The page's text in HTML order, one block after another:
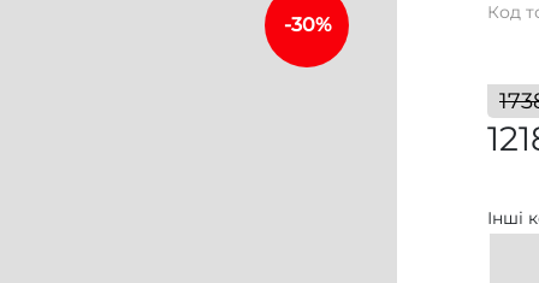
-30%
Код
Інші